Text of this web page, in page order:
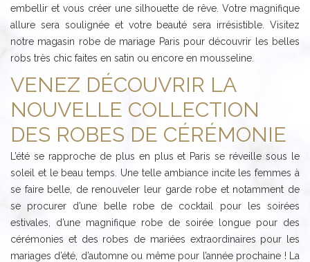
embellir et vous créer une silhouette de rêve. Votre magnifique
allure sera soulignée et votre beauté sera irrésistible. Visitez
notre magasin robe de mariage Paris pour découvrir les belles
robs très chic faites en satin ou encore en mousseline.
VENEZ DÉCOUVRIR LA
NOUVELLE COLLECTION
DES ROBES DE CÉRÉMONIE
L’été se rapproche de plus en plus et Paris se réveille sous le
soleil et le beau temps. Une telle ambiance incite les femmes à
se faire belle, de renouveler leur garde robe et notamment de
se procurer d’une belle robe de cocktail pour les soirées
estivales, d’une magnifique robe de soirée longue pour des
cérémonies et des robes de mariées extraordinaires pour les
mariages d’été, d’automne ou même pour l’année prochaine ! La